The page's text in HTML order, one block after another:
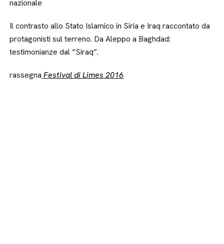
nazionale
Il contrasto allo Stato Islamico in Siria e Iraq raccontato da
protagonisti sul terreno. Da Aleppo a Baghdad:
testimonianze dal “Siraq”.
rassegna Festival di Limes 2016